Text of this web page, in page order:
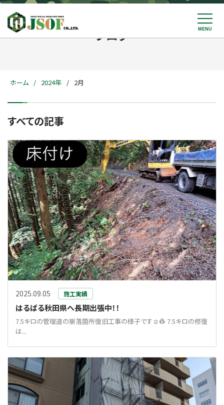
ブログ
ホーム 2024年 2月
すべての記事
2025.09.05 施工実績
はるばる秋田県へ長期出張中！！
7.5キロの管理道の崩落箇所復旧工事の様子です☺👷 7.5キロの修復
は...